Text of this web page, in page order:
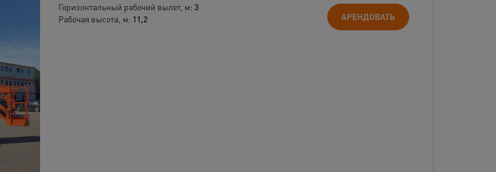
Горизонтальный рабочий вылет, м: 3
Рабочая высота, м: 11,2 АРЕНДОВАТЬ